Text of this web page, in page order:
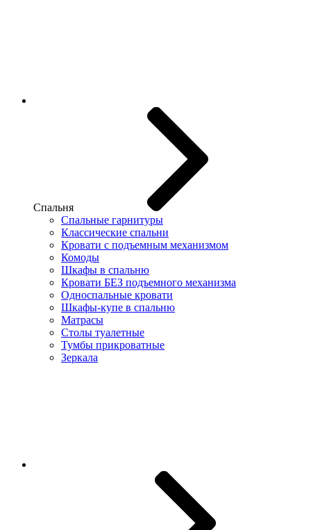
Спальня
Спальные гарнитуры
Классические спальни
Кровати с подъемным механизмом
Комоды
Шкафы в спальню
Кровати БЕЗ подъемного механизма
Односпальные кровати
Шкафы-купе в спальню
Матрасы
Столы туалетные
Тумбы прикроватные
Зеркала